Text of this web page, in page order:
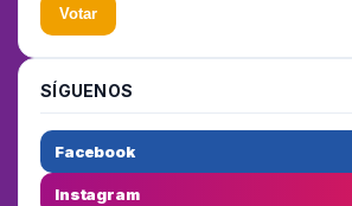
Votar
SÍGUENOS
Facebook
Instagram